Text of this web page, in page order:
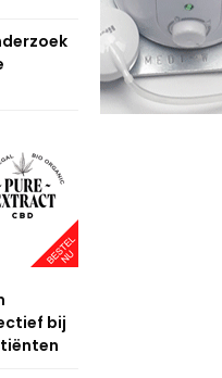
bij